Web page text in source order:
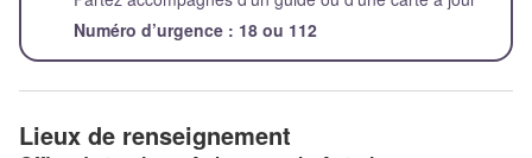
Numéro d’urgence : 18 ou 112
Lieux de renseignement